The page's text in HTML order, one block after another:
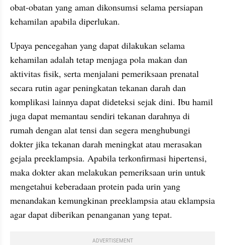
obat-obatan yang aman dikonsumsi selama persiapan
kehamilan apabila diperlukan.
Upaya pencegahan yang dapat dilakukan selama
kehamilan adalah tetap menjaga pola makan dan
aktivitas fisik, serta menjalani pemeriksaan prenatal
secara rutin agar peningkatan tekanan darah dan
komplikasi lainnya dapat dideteksi sejak dini. Ibu hamil
juga dapat memantau sendiri tekanan darahnya di
rumah dengan alat tensi dan segera menghubungi
dokter jika tekanan darah meningkat atau merasakan
gejala preeklampsia. Apabila terkonfirmasi hipertensi,
maka dokter akan melakukan pemeriksaan urin untuk
mengetahui keberadaan protein pada urin yang
menandakan kemungkinan preeklampsia atau eklampsia
agar dapat diberikan penanganan yang tepat.
ADVERTISEMENT